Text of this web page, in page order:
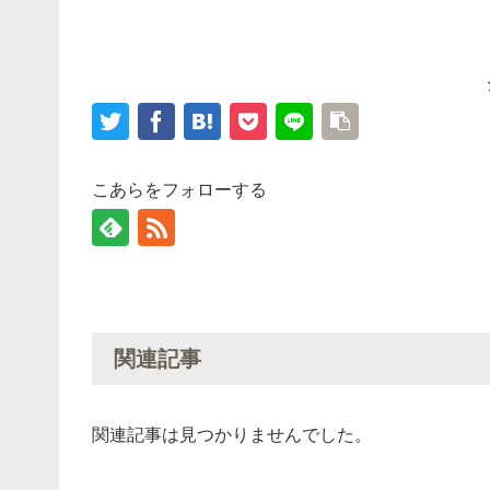
こあらをフォローする
関連記事
関連記事は見つかりませんでした。